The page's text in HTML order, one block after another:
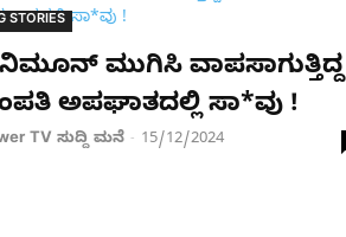
STORIES
ಮುಗಿಸಿ ವಾಪಸಾಗುತ್ತಿದ್ದ
ಅಪಘಾತದಲ್ಲಿ ಸಾ*ವು !
TV ಸುದ್ದಿ ಮನೆ - 15/12/2024